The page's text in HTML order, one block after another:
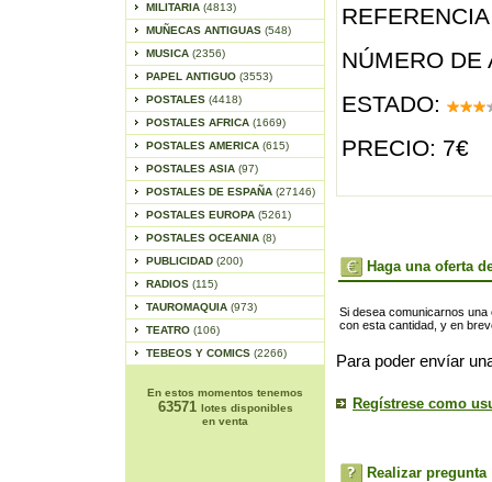
MILITARIA (4813)
MUÑECAS ANTIGUAS (548)
MUSICA (2356)
PAPEL ANTIGUO (3553)
POSTALES (4418)
POSTALES AFRICA (1669)
POSTALES AMERICA (615)
POSTALES ASIA (97)
POSTALES DE ESPAÑA (27146)
POSTALES EUROPA (5261)
POSTALES OCEANIA (8)
PUBLICIDAD (200)
RADIOS (115)
TAUROMAQUIA (973)
TEATRO (106)
TEBEOS Y COMICS (2266)
En estos momentos tenemos
63571 lotes disponibles
en venta
NÚMERO DE
ESTADO:
PRECIO: 7€
Haga una oferta
Si desea comunicarnos
con esta cantidad, y en
Para poder envíar
Regístrese como
Realizar pregunta